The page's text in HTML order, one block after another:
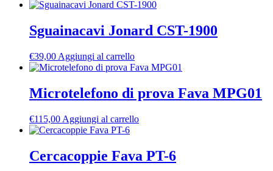
Sguainacavi Jonard CST-1900
€39,00 Aggiungi al carrello
Microtelefono di prova Fava MPG01
€115,00 Aggiungi al carrello
Cercacoppie Fava PT-6